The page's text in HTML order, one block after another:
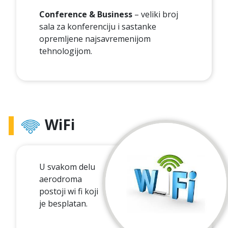
Conference & Business – veliki broj
sala za konferenciju i sastanke
opremljene najsavremenijom
tehnologijom.
WiFi
U svakom delu
aerodroma
postoji wi fi koji
je besplatan.